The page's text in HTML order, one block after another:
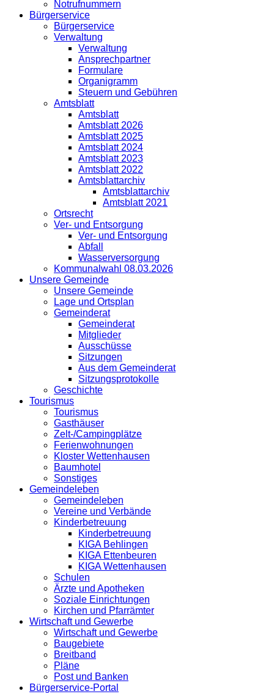
Notrufnummern
Bürgerservice
Bürgerservice
Verwaltung
Verwaltung
Ansprechpartner
Formulare
Organigramm
Steuern und Gebühren
Amtsblatt
Amtsblatt
Amtsblatt 2026
Amtsblatt 2025
Amtsblatt 2024
Amtsblatt 2023
Amtsblatt 2022
Amtsblattarchiv
Amtsblattarchiv
Amtsblatt 2021
Ortsrecht
Ver- und Entsorgung
Ver- und Entsorgung
Abfall
Wasserversorgung
Kommunalwahl 08.03.2026
Unsere Gemeinde
Unsere Gemeinde
Lage und Ortsplan
Gemeinderat
Gemeinderat
Mitglieder
Ausschüsse
Sitzungen
Aus dem Gemeinderat
Sitzungsprotokolle
Geschichte
Tourismus
Tourismus
Gasthäuser
Zelt-/Campingplätze
Ferienwohnungen
Kloster Wettenhausen
Baumhotel
Sonstiges
Gemeindeleben
Gemeindeleben
Vereine und Verbände
Kinderbetreuung
Kinderbetreuung
KIGA Behlingen
KIGA Ettenbeuren
KIGA Wettenhausen
Schulen
Ärzte und Apotheken
Soziale Einrichtungen
Kirchen und Pfarrämter
Wirtschaft und Gewerbe
Wirtschaft und Gewerbe
Baugebiete
Breitband
Pläne
Post und Banken
Bürgerservice-Portal